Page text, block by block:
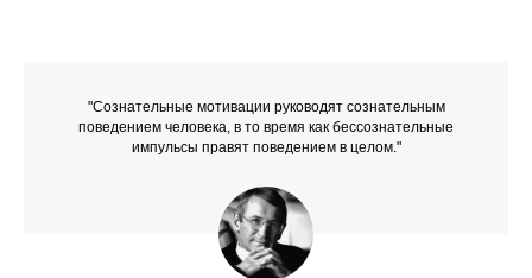
"Сознательные мотивации руководят сознательным
поведением человека, в то время как бессознательные
импульсы правят поведением в целом."